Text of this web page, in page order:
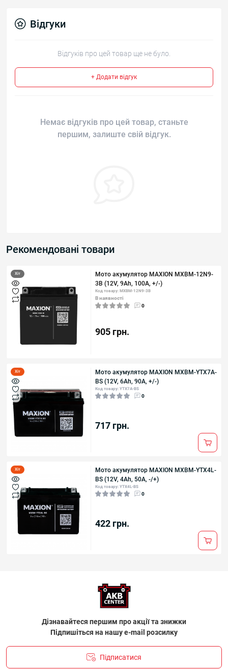
Відгуки
Відгуків про цей товар ще не було.
+ Додати відгук
Немає відгуків про цей товар, станьте
першим, залиште свій відгук.
Рекомендовані товари
Хіт
Мото акумулятор MAXION MXBM-12N9-
3B (12V, 9Ah, 100A, +/-)
Код товару: MXBM-12N9-3B
В наявності
0
905 грн.
Хіт
Мото акумулятор MAXION MXBM-YTX7A-
BS (12V, 6Ah, 90A, +/-)
Код товару: YTX7A-BS
0
717 грн.
Хіт
Мото акумулятор MAXION MXBM-YTX4L-
BS (12V, 4Ah, 50A, -/+)
Код товару: YTX4L-BS
0
422 грн.
Дізнавайтеся першим про акції та знижки
Підпишіться на нашу e-mail розсилку
Підписатися